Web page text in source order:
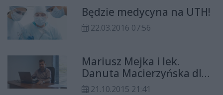
Będzie medycyna na UTH!
22.03.2016 07:56
Mariusz Mejka i lek.
Danuta Macierzyńska dla
naszych dzieci
21.10.2015 21:41